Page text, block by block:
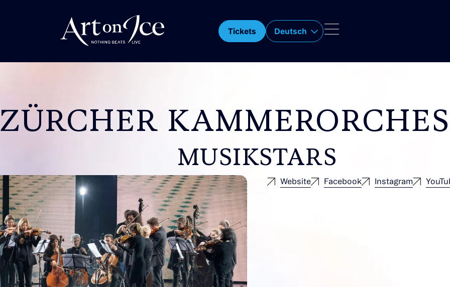
Tickets Deutsch
ZÜRCHER
MUSIKSTARS
Website Facebook Instagram